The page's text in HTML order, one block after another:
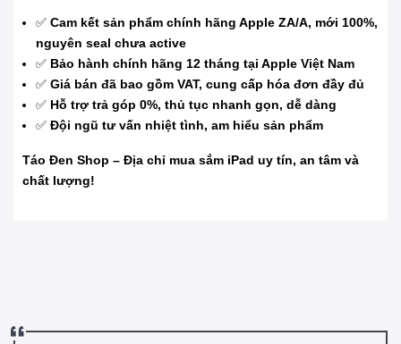
✅ Cam kết sản phẩm chính hãng Apple ZA/A, mới 100%,
nguyên seal chưa active
✅ Bảo hành chính hãng 12 tháng tại Apple Việt Nam
✅ Giá bán đã bao gồm VAT, cung cấp hóa đơn đầy đủ
✅ Hỗ trợ trả góp 0%, thủ tục nhanh gọn, dễ dàng
✅ Đội ngũ tư vấn nhiệt tình, am hiểu sản phẩm
Táo Đen Shop – Địa chỉ mua sắm iPad uy tín, an tâm và
chất lượng!